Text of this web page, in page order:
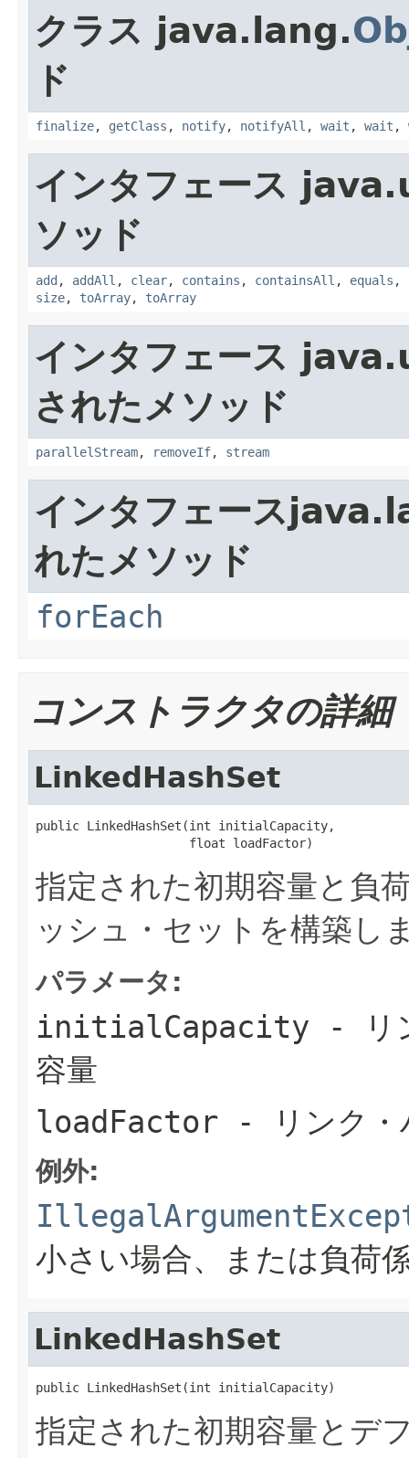
クラス java.lang.
ド
finalize, getClass , notify, notifyAll , wait , wait ,
インタフェース
ソッド
add , addAll , clear, contains , containsAll , equals ,
size, toArray, toArray
インタフェース
されたメソッド
parallelStream, removeIf, stream
インタフェース
れたメソッド
forEach
コンストラクタの詳細
LinkedHashSet
public LinkedHashSet(int initialCapacity,
                     float loadFactor)
指定された初期容量と負
ッシュ・セットを構築し
パラメータ:
initialCapacity - リ
容量
loadFactor - リンク・
例外:
小さい場合、または負荷
LinkedHashSet
public LinkedHashSet(int initialCapacity)
指定された初期容量とデ